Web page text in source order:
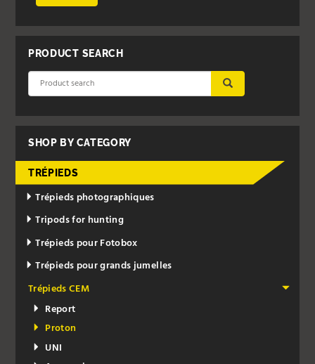
PRODUCT SEARCH
SUBMIT
SHOP BY CATEGORY
TRÉPIEDS
Trépieds photographiques
Tripods for hunting
Trépieds pour Fotobox
Trépieds pour grands jumelles
Trépieds CEM
Report
Proton
UNI